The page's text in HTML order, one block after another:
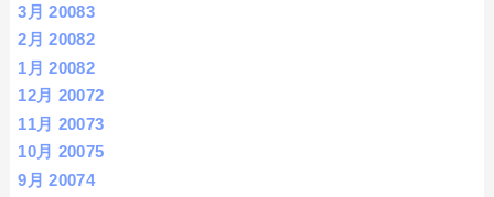
3月 20083
2月 20082
1月 20082
12月 20072
11月 20073
10月 20075
9月 20074